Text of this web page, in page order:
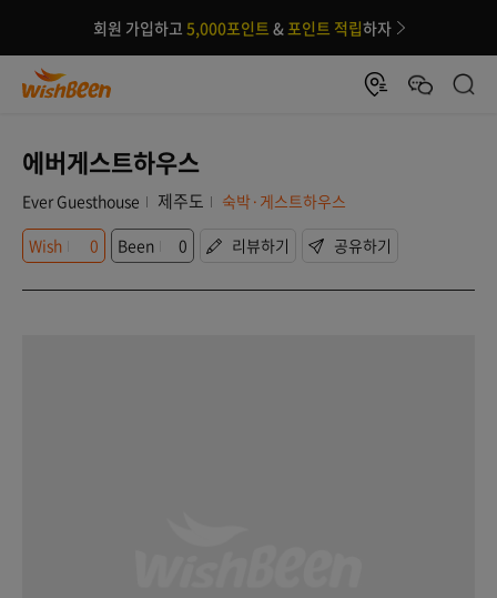
회원 가입하고 5,000포인트 &포인트 적립하자
에버게스트하우스
Ever Guesthouse 제주도
숙박·게스트하우스
Wish
0 Been 0 리뷰하기 공유하기